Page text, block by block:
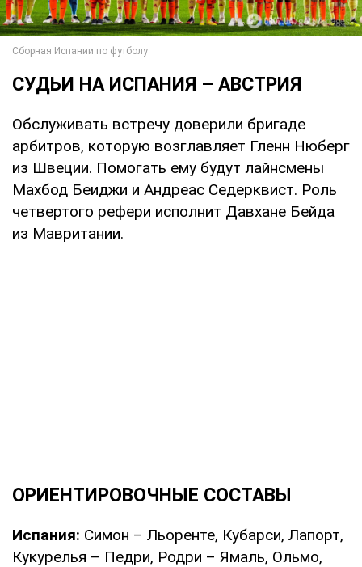
СУДЬИ НА ИСПАНИЯ – АВСТРИЯ
Обслуживать встречу доверили бригаде
арбитров, которую возглавляет Гленн Нюберг
из Швеции. Помогать ему будут лайнсмены
Махбод Беиджи и Андреас Седерквист. Роль
четвертого рефери исполнит Давхане Бейда
из Мавритании.
ОРИЕНТИРОВОЧНЫЕ СОСТАВЫ
Испания: Симон – Льоренте, Кубарси, Лапорт,
Кукурелья – Педри, Родри – Ямаль, Ольмо,